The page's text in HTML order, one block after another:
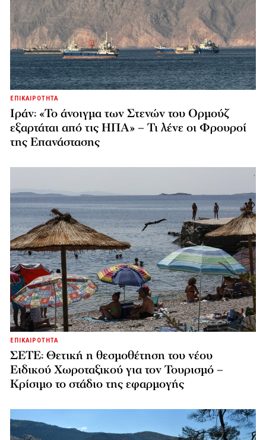
ΕΠΙΚΑΙΡΟΤΗΤΑ
Ιράν: «Το άνοιγμα των Στενών του Ορμούζ
εξαρτάται από τις ΗΠΑ» – Τι λένε οι Φρουροί
της Επανάστασης
ΕΠΙΚΑΙΡΟΤΗΤΑ
ΣΕΤΕ: Θετική η θεσμοθέτηση του νέου
Ειδικού Χωροταξικού για τον Τουρισμό –
Κρίσιμο το στάδιο της εφαρμογής